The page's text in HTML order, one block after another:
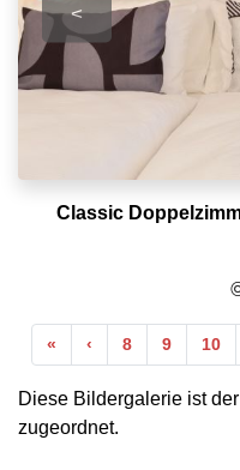
<
Classic
«Anfang
‹Vorherige
8 9 10
Diese Bildergalerie ist
zugeordnet.